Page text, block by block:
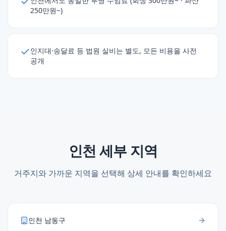
250만원~)
인지대·송달료 등 법원 실비는 별도, 모든 비용을 사전
공개
인천 세부 지역
거주지와 가까운 지역을 선택해 상세 안내를 확인하세요
인천 남동구